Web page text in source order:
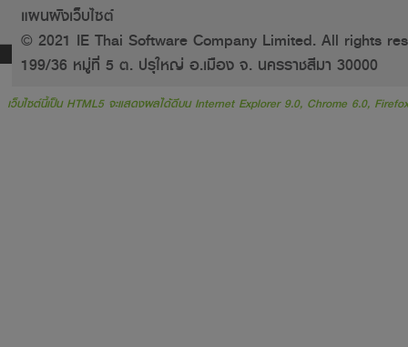
แผนผังเว็บไซต์
© 2021 IE Thai Software Company Limited. All rights
199/36 หมู่ที่ 5 ต. ปรุใหญ่ อ.เมือง จ. นครราชสีมา 30000
เว็บไซต์นี้เป็น HTML5 จะแสดงผลได้ดีบน Internet Explorer 9.0, Chrome 6.0,